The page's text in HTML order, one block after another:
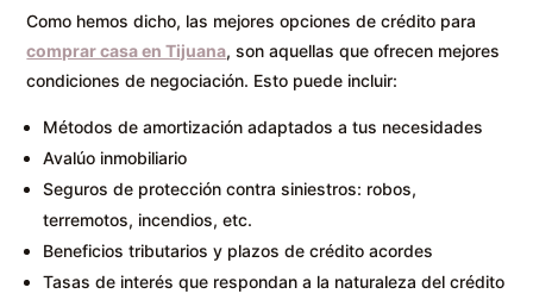
Como hemos dicho, las mejores opciones de crédito para
comprar casa en Tijuana, son aquellas que ofrecen mejores
condiciones de negociación. Esto puede incluir:
Métodos de amortización adaptados a tus necesidades
Avalúo inmobiliario
Seguros de protección contra siniestros: robos,
terremotos, incendios, etc.
Beneficios tributarios y plazos de crédito acordes
Tasas de interés que respondan a la naturaleza del crédito